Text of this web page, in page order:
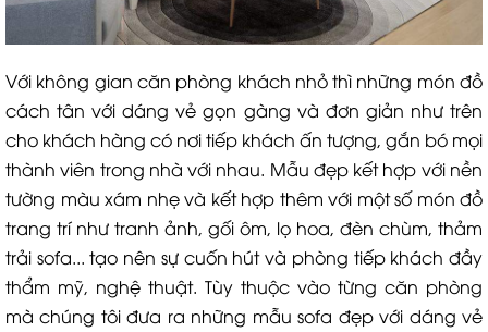
Với không gian căn phòng khách nhỏ thì những món đồ
cách tân với dáng vẻ gọn gàng và đơn giản như trên
cho khách hàng có nơi tiếp khách ấn tượng, gắn bó mọi
thành viên trong nhà với nhau. Mẫu đẹp kết hợp với nền
tường màu xám nhẹ và kết hợp thêm với một số món đồ
trang trí như tranh ảnh, gối ôm, lọ hoa, đèn chùm, thảm
trải sofa... tạo nên sự cuốn hút và phòng tiếp khách đầy
thẩm mỹ, nghệ thuật. Tùy thuộc vào từng căn phòng
mà chúng tôi đưa ra những mẫu sofa đẹp với dáng vẻ